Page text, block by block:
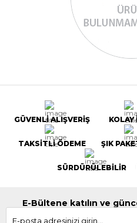
GÜVENLİ ALIŞVERİŞ KOLAY
TAKSİTLİ ÖDEME ŞIK
SÜRDÜRÜLEBİLİR
E-Bültene katılın ve